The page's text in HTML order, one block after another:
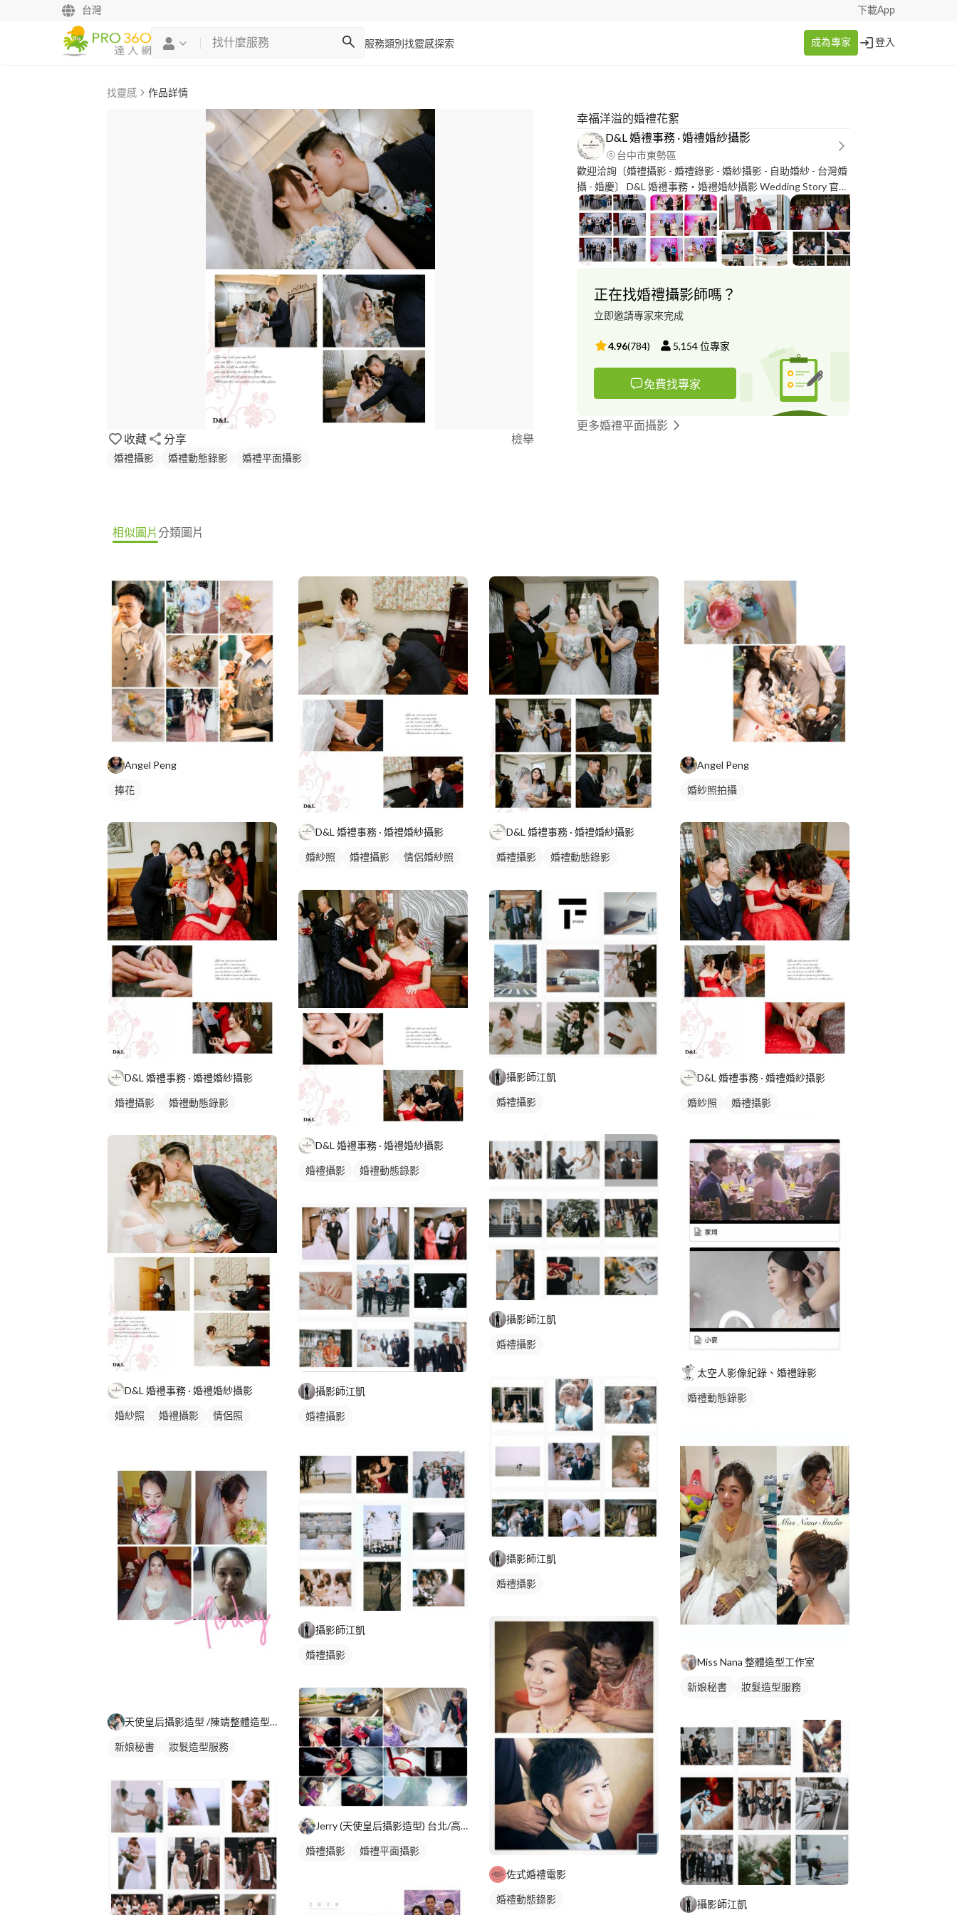
台灣 下載App
服務類別 找靈感探索 成為專家 登入
找靈感 作品詳情
收藏 分享 檢舉
婚禮攝影 婚禮動態錄影 婚禮平面攝影
幸福洋溢的婚禮花絮
D&L 婚禮事務 · 婚禮婚紗攝影
台中市東勢區
歡迎洽詢〔婚禮攝影 - 婚禮錄影 - 婚紗攝影 - 自助婚紗 - 台灣婚
攝 - 婚慶〕 D&L 婚禮事務‧婚禮婚紗攝影 Wedding Story 官方
網頁：https://goo.gl/UxUr5T 粉絲專頁：
https://goo.gl/Fuxmau Instagram：https://goo.gl/6HoQKi
Youtube：https://goo.gl/D6uhUk Flickr：
https://goo.gl/SJ6bjs 檔期詢問：https://goo.gl/OCxQyF
MOBILE：+***************** Wechat ID：d*********
─────────── D&L 婚禮事務‧婚禮婚紗攝影 全省服務 #婚
禮攝影 #婚紗攝影 #婚禮紀錄 #兒童寫真 #全家福 #婚禮錄影 #
紗 #自助婚紗 #寶寶寫真 #商業攝影 #東勢婚攝 #豐原婚攝 #新
社婚攝 #后里婚攝 #台中婚攝 #結婚攝影 #迎娶攝影 #訂婚攝影
#文定攝影 #歸寧攝影 #彰化婚攝 #苗栗婚攝 #婚禮跟拍 #中式
婚禮 #西式禮儀 歡迎預約拍攝 給自己唯美幸福回憶
正在找婚禮攝影師嗎？
立即邀請專家來完成
4.96(784) 5,154位專家
免費找專家
更多婚禮平面攝影
相似圖片分類圖片
Angel Peng
捧花
D&L 婚禮事務 · 婚禮婚紗攝影
婚禮攝影 婚禮動態錄影
D&L 婚禮事務 · 婚禮婚紗攝影
婚紗照 婚禮攝影
情侶照
天使皇后攝影造型 /陳靖整體造型設計/新娘秘書
新娘秘書 妝髮造型服務
D&L 婚禮事務 · 婚禮婚紗攝影
婚紗照 婚禮攝影
情侶婚紗照
D&L 婚禮事務 · 婚禮婚紗攝影
婚禮攝影
婚禮動態錄影
攝影師江凱
婚禮攝影
攝影師江凱
婚禮攝影
Jerry (天使皇后攝影造型) 台北/高雄
婚禮攝影 婚禮平面攝影
D&L 婚禮事務 · 婚禮婚紗攝影
婚禮攝影
婚禮動態錄影
攝影師江凱
婚禮攝影
攝影師江凱
婚禮攝影
攝影師江凱
婚禮攝影
佐式婚禮電影
婚禮動態錄影
Angel Peng
婚紗照拍攝
D&L 婚禮事務 · 婚禮婚紗攝影
婚紗照
婚禮攝影
太空人影像紀錄、婚禮錄影
婚禮動態錄影
Miss Nana 整體造型工作室
新娘秘書
妝髮造型服務
攝影師江凱